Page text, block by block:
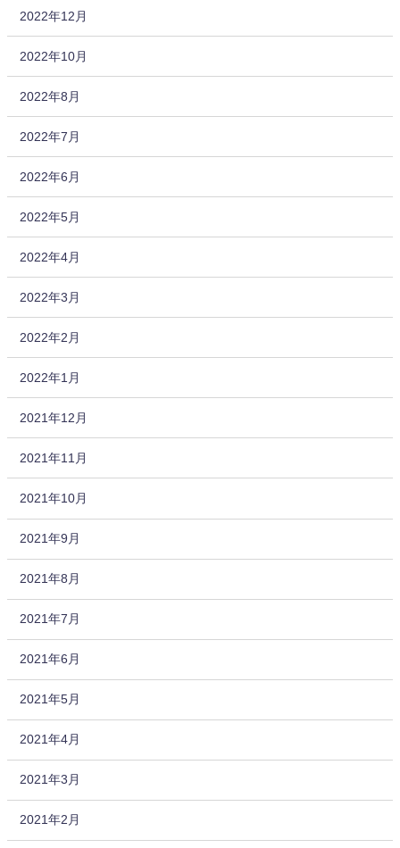
2022年12月
2022年10月
2022年8月
2022年7月
2022年6月
2022年5月
2022年4月
2022年3月
2022年2月
2022年1月
2021年12月
2021年11月
2021年10月
2021年9月
2021年8月
2021年7月
2021年6月
2021年5月
2021年4月
2021年3月
2021年2月